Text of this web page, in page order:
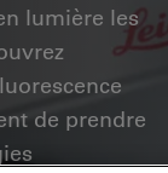
lumière les
de prendre